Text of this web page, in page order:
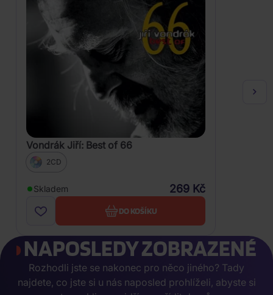
Vondrák Jiří: Best of 66
2CD
Skladem 269 Kč
DO KOŠÍKU
NAPOSLEDY ZOBRAZENÉ
Rozhodli jste se nakonec pro něco jiného? Tady
najdete, co jste si u nás naposled prohlíželi, abyste si